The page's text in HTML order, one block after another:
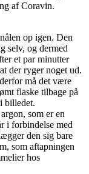
af Coravin.
op igen. Den
selv, og dermed
et par minutter
der ryger noget ud.
må det være
flaske tilbage på
billedet.
som er en
i forbindelse med
den sig bare
som aftapningen
hos